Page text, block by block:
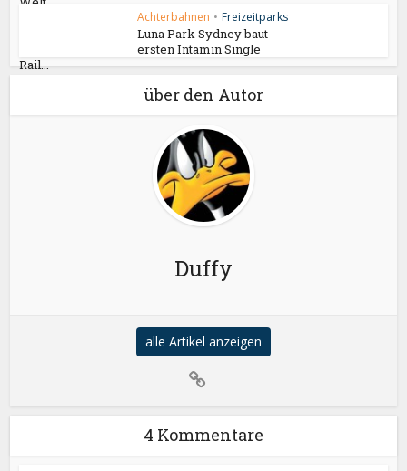
Achterbahnen • Freizeitparks
Luna Park Sydney baut
ersten Intamin Single
Rail...
über den Autor
Duffy
alle Artikel anzeigen
4 Kommentare